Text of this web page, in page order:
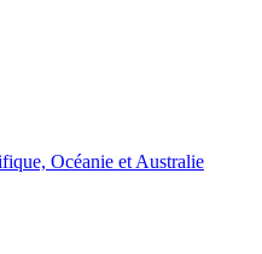
Océanie et Australie